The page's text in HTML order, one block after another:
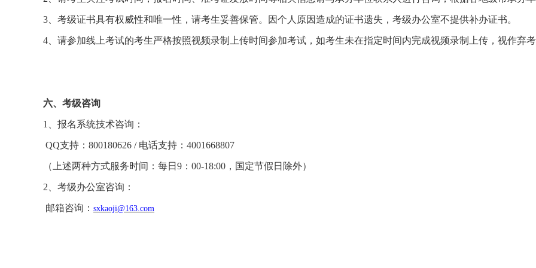
3、考级证书具有权威性和唯一性，请考生妥善保管。因个人原因造成的证书遗失，考级办公室不提供补办证书。
4、请参加线上考试的考生严格按照视频录制上传时间参加考试，如考生未在指定时间内完成视频录制上传，视作弃
六、考级咨询
1、报名系统技术咨询：
QQ支持：800180626 / 电话支持：4001668807
（上述两种方式服务时间：每日 9：00-18:00，国定节假日除外）
2、考级办公室咨询：
邮箱咨询： sxkaoji@163.com